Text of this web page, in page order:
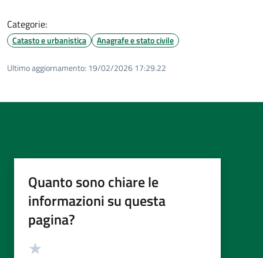
Categorie:
Catasto e urbanistica Anagrafe e stato civile
Ultimo aggiornamento: 19/02/2026 17:29.22
Quanto sono chiare le
informazioni su questa
pagina?
Valutazione